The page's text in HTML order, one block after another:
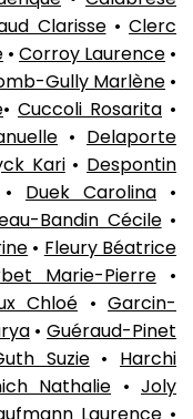
Clarisse• Clerc
• Corroy Laurence •
Gully Marlène •
• Cuccoli Rosarita •
• Delaporte
Kari• Despontin
• Duek Carolina •
Bandin Cécile•
• Fleury Béatrice
Marie-Pierre•
Chloé • Garcin-
•Guéraud-Pinet
Suzie• Harchi
Nathalie • Joly